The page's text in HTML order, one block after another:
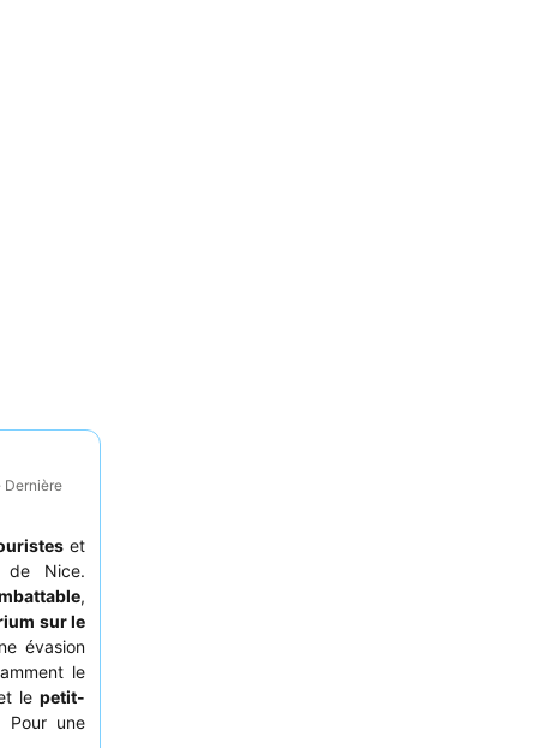
Dernière
et
de Nice.
,
sur le
évasion
le
et lepetit-
Pour une